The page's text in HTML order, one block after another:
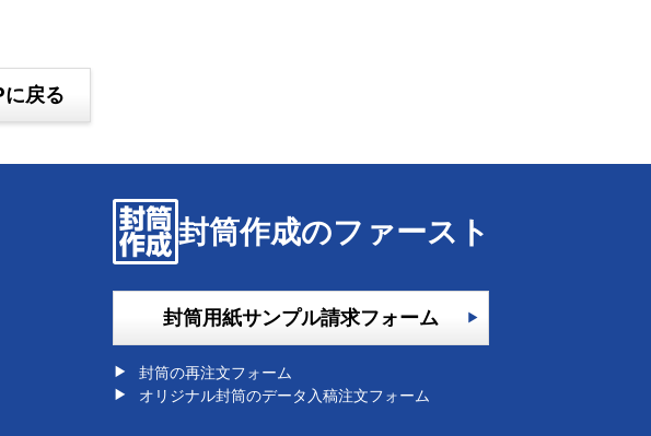
戻る
封筒作成のファースト
封筒用紙サンプル請求フォーム
封筒の再注文フォーム
オリジナル封筒のデータ入稿注文フォーム